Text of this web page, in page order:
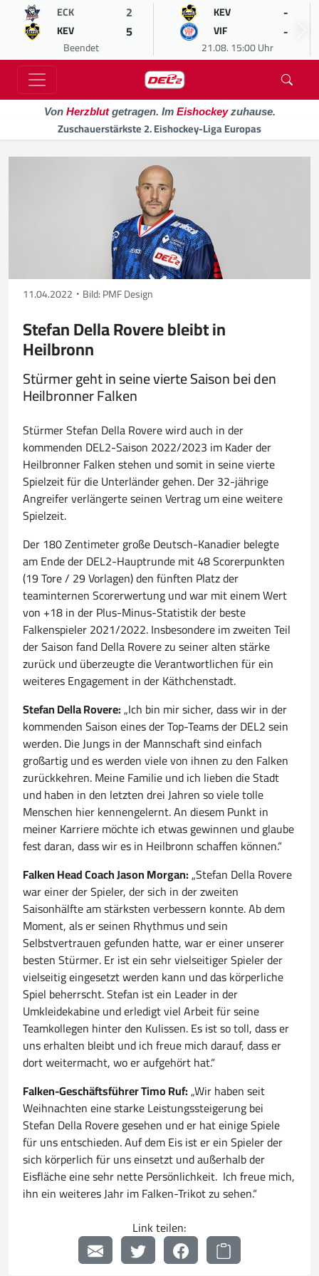
ECK 2
KEV 5
Beendet
KEV -
VIF -
21.08. 15:00 Uhr
Von Herzblutgetragen. Im Eishockeyzuhause.
Zuschauerstärkste 2. Eishockey-Liga Europas
11.04.2022 Bild: PMF Design
Stefan Della Rovere bleibt in
Heilbronn
Stürmer geht in seine vierte Saison bei den
Heilbronner Falken
Stürmer Stefan Della Rovere wird auch in der
kommenden DEL2-Saison 2022/2023 im Kader der
Heilbronner Falken stehen und somit in seine vierte
Spielzeit für die Unterländer gehen. Der 32-jährige
Angreifer verlängerte seinen Vertrag um eine weitere
Spielzeit.
Der 180 Zentimeter große Deutsch-Kanadier belegte
am Ende der DEL2-Hauptrunde mit 48 Scorerpunkten
(19 Tore / 29 Vorlagen) den fünften Platz der
teaminternen Scorerwertung und war mit einem Wert
von +18 in der Plus-Minus-Statistik der beste
Falkenspieler 2021/2022. Insbesondere im zweiten Teil
der Saison fand Della Rovere zu seiner alten stärke
zurück und überzeugte die Verantwortlichen für ein
weiteres Engagement in der Käthchenstadt.
Stefan Della Rovere:„Ich bin mir sicher, dass wir in der
kommenden Saison eines der Top-Teams der DEL2 sein
werden. Die Jungs in der Mannschaft sind einfach
großartig und es werden viele von ihnen zu den Falken
zurückkehren. Meine Familie und ich lieben die Stadt
und haben in den letzten drei Jahren so viele tolle
Menschen hier kennengelernt. An diesem Punkt in
meiner Karriere möchte ich etwas gewinnen und glaube
fest daran, dass wir es in Heilbronn schaffen können.“
Falken Head Coach Jason Morgan:„Stefan Della Rovere
war einer der Spieler, der sich in der zweiten
Saisonhälfte am stärksten verbessern konnte. Ab dem
Moment, als er seinen Rhythmus und sein
Selbstvertrauen gefunden hatte, war er einer unserer
besten Stürmer. Er ist ein sehr vielseitiger Spieler der
vielseitig eingesetzt werden kann und das körperliche
Spiel beherrscht. Stefan ist ein Leader in der
Umkleidekabine und erledigt viel Arbeit für seine
Teamkollegen hinter den Kulissen. Es ist so toll, dass er
uns erhalten bleibt und ich freue mich darauf, dass er
dort weitermacht, wo er aufgehört hat.“
Falken-Geschäftsführer Timo Ruf:„Wir haben seit
Weihnachten eine starke Leistungssteigerung bei
Stefan Della Rovere gesehen und er hat einige Spiele
für uns entschieden. Auf dem Eis ist er ein Spieler der
sich körperlich für uns einsetzt und außerhalb der
Eisfläche eine sehr nette Persönlichkeit. Ich freue mich,
ihn ein weiteres Jahr im Falken-Trikot zu sehen.“
Link teilen: